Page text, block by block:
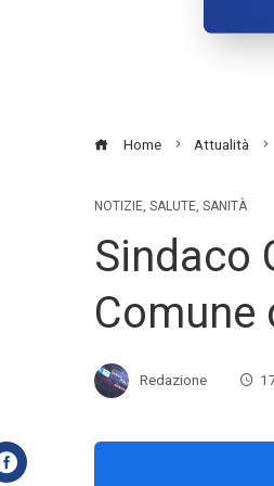
Home Attualità
NOTIZIE, SALUTE, SANITÀ
Sindaco
Comune
Redazione